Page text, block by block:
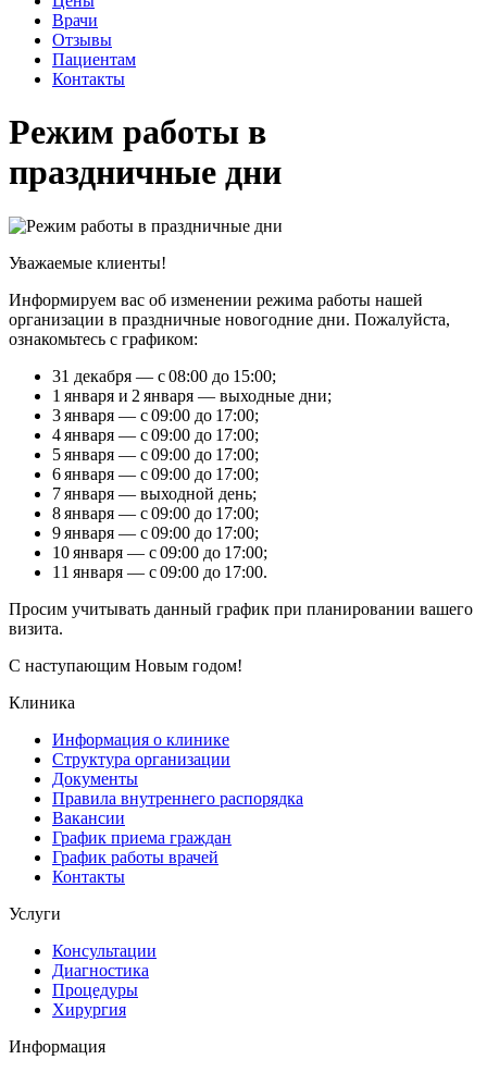
Врачи
Отзывы
Пациентам
Контакты
Режим работы в
праздничные дни
Уважаемые клиенты!
Информируем вас об изменении режима работы нашей
организации в праздничные новогодние дни. Пожалуйста,
ознакомьтесь с графиком:
31 декабря — с 08:00 до 15:00;
1 января и 2 января — выходные дни;
3 января — с 09:00 до 17:00;
4 января — с 09:00 до 17:00;
5 января — с 09:00 до 17:00;
6 января — с 09:00 до 17:00;
7 января — выходной день;
8 января — с 09:00 до 17:00;
9 января — с 09:00 до 17:00;
10 января — с 09:00 до 17:00;
11 января — с 09:00 до 17:00.
Просим учитывать данный график при планировании вашего
визита.
С наступающим Новым годом!
Клиника
Информация о клинике
Структура организации
Документы
Правила внутреннего распорядка
Вакансии
График приема граждан
График работы врачей
Контакты
Услуги
Консультации
Диагностика
Процедуры
Хирургия
Информация